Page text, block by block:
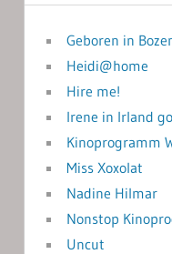
Geboren in
Heidi@home
Hire me!
Irene in Irland
Kinoprogramm
Miss Xoxolat
Nadine Hilmar
Nonstop
Uncut